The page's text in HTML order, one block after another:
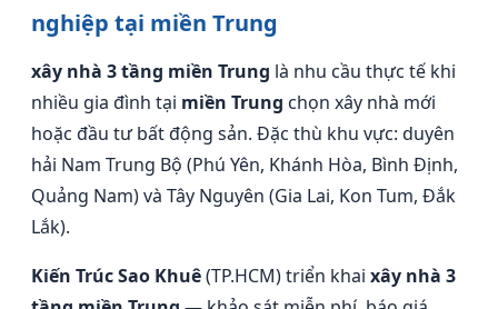
nghiệp tại miền Trung
xây nhà 3 tầng miền Trung là nhu cầu thực tế khi
nhiều gia đình tại miền Trung chọn xây nhà mới
hoặc đầu tư bất động sản. Đặc thù khu vực: duyên
hải Nam Trung Bộ (Phú Yên, Khánh Hòa, Bình Định,
Quảng Nam) và Tây Nguyên (Gia Lai, Kon Tum, Đắk
Lắk).
Kiến Trúc Sao Khuê(TP.HCM) triển khai xây nhà 3